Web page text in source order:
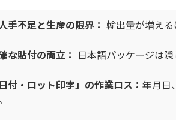
手不足と生産の限界： 輸出量が増え
な貼付の両立： 日本語パッケージは
付・ロット印字」の作業ロス：年月日